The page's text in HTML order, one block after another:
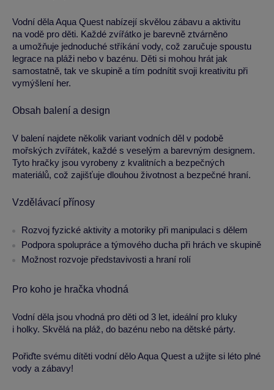
Vodní děla Aqua Quest nabízejí skvělou zábavu a aktivitu
na vodě pro děti. Každé zvířátko je barevně ztvárněno
a umožňuje jednoduché stříkání vody, což zaručuje spoustu
legrace na pláži nebo v bazénu. Děti si mohou hrát jak
samostatně, tak ve skupině a tím podnítit svoji kreativitu při
vymýšlení her.
Obsah balení a design
V balení najdete několik variant vodních děl v podobě
mořských zvířátek, každé s veselým a barevným designem.
Tyto hračky jsou vyrobeny z kvalitních a bezpečných
materiálů, což zajišťuje dlouhou životnost a bezpečné hraní.
Vzdělávací přínosy
Rozvoj fyzické aktivity a motoriky při manipulaci s dělem
Podpora spolupráce a týmového ducha při hrách ve skupině
Možnost rozvoje představivosti a hraní rolí
Pro koho je hračka vhodná
Vodní děla jsou vhodná pro děti od 3 let, ideální pro kluky
i holky. Skvělá na pláž, do bazénu nebo na dětské párty.
Pořiďte svému dítěti vodní dělo Aqua Quest a užijte si léto plné
vody a zábavy!